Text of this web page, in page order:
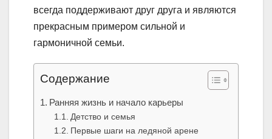
всегда поддерживают друг друга и являются
прекрасным примером сильной и
гармоничной семьи.
Содержание
Ранняя жизнь и начало карьеры
Детство и семья
Первые шаги на ледяной арене